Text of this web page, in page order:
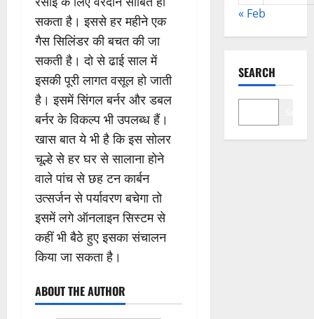
सकता है। इससे हर महीने एक
गैस सिलिंडर की बचत की जा
सकती है। दो से ढाई साल में
इसकी पूरी लागत वसूल हो जाती
है। इसमें सिंगल बर्नर और डबल
बर्नर के विकल्प भी उपलब्ध हैं।
खास बात ये भी है कि इस सोलर
चूल्हे से हर घर से सालाना होने
वाले पांच से छह टन कार्बन
उत्सर्जन से पर्यावरण बचेगा तो
इसमें लगे ऑनलाइन सिस्टम से
कहीं भी बैठे हुए इसका संचालन
किया जा सकता है।
ABOUT THE AUTHOR
« Feb
SEARCH